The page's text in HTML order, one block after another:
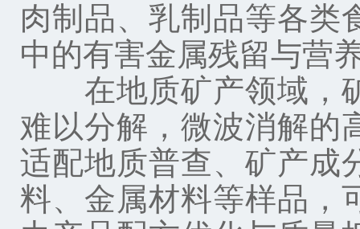
肉制品、乳制品等各类
中的有害金属残留与营
在地质矿产领域，矿
难以分解，微波消解的
适配地质普查、矿产成
料、金属材料等样品，